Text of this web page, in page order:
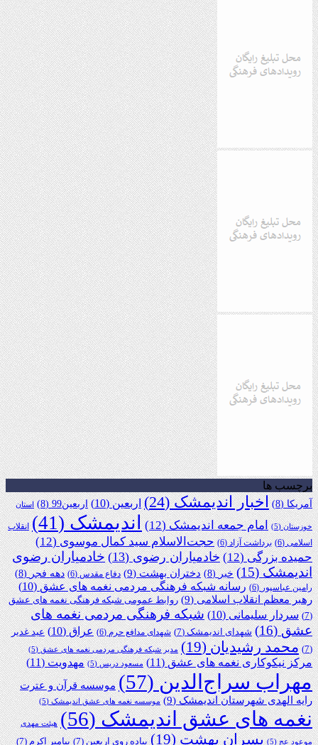
برچسب ها
آمریکا(8) اخبار اندیمشک(24) اربعین(10) اربعین99 (8) استان
خوزستان(5) امام جمعه اندیمشک(12) اندیمشک(41)
انقلاب
اسلامی(6) برداشت آزاد(6) حجت‌الاسلام سید کمال موسوی(12)
حمیده بزرگی(12) خادمیاران رضوی(13)
خادمیاران رضوی
اندیمشک(15) خبر(8) دختران بهشت(9) دفاع مقدس(6) دهه فجر(8)
رامین عباسپور(6) رسانه شبکه فرهنگی مردمی نغمه های عشق(10)
رهبر معظم انقلاب اسلامی(9)
روابط عمومی شبکه فرهنگی نغمه های عشق
(7)
سردار سلیمانی(10)
شبکه فرهنگی مردمی نغمه های
عشق(16) شهدای اندیمشک(7) شهدای مدافع حرم(6) عراق(10)
عید غدیر
(7)
محمد رشیدیان(19) مدیر شبکه فرهنگی مردمی نغمه های عشق(5)
مرکز نیکوکاری نغمه های عشق(11) مسعود دریس(5) مهدویت(11)
مهراب سراج‌الدین(57)
موسسه قرآن و عترت
رایه الهدی شهرستان اندیمشک(9) موسسه نغمه های عشق اندیمشک(5)
نغمه های عشق اندیمشک(56) هیئت مهدی
موعود عج(5) پسران بهشت(19) پیاده روی اربعین(7) پیامبر اکرم(7)